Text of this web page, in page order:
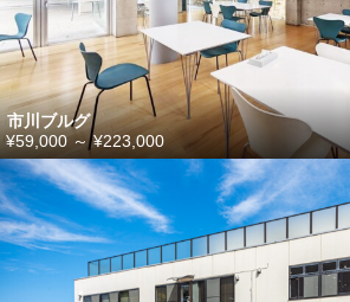
市川ブルグ
¥59,000～¥223,000